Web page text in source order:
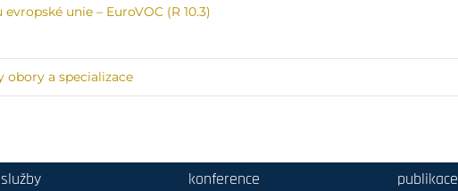
unie – EuroVOC (R 10.3)
obory a specializace
služby konference publikace